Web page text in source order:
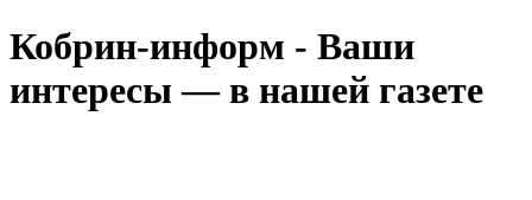
Кобрин-информ - Ваши
интересы — в нашей газете